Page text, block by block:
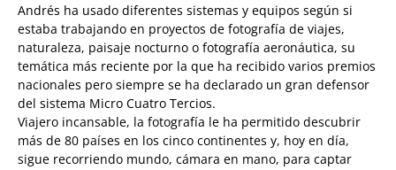
Andrés ha usado diferentes sistemas y equipos según si
estaba trabajando en proyectos de fotografía de viajes,
naturaleza, paisaje nocturno o fotografía aeronáutica, su
temática más reciente por la que ha recibido varios premios
nacionales pero siempre se ha declarado un gran defensor
del sistema Micro Cuatro Tercios.
Viajero incansable, la fotografía le ha permitido descubrir
más de 80 países en los cinco continentes y, hoy en día,
sigue recorriendo mundo, cámara en mano, para captar